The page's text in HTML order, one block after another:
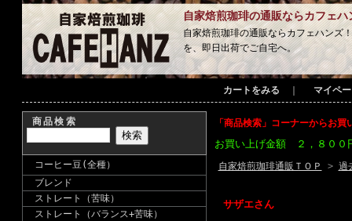
自家焙煎珈琲の通販ならカフェハ
自家焙煎珈琲の通販ならカフェハンズ
を、即日出荷でご自宅へ。
カートをみる マイペ
商品検索
コーヒー豆(全種）
ブレンド
ストレート（苦味）
ストレート（バランス+苦味）
「商品検索」コーナーからお買
お買い上げ金額 ２，８００
自家焙煎珈琲通販ＴＯＰ > 過
サザエさん